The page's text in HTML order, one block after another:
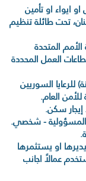
ايواء او تأمين
تحت طائلة تنظيم
المتحدة
العمل المحددة
للرعايا السوريين
للأمن العام.
او يستثمرها
عمالاً اجانب